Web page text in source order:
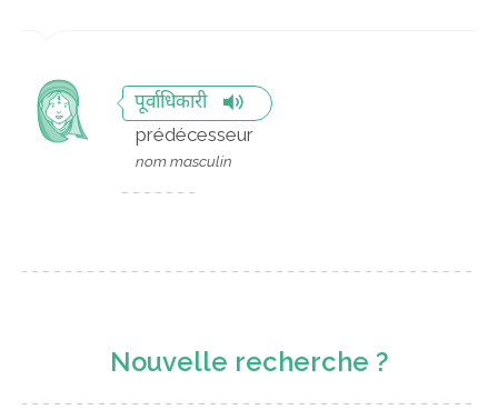
पूर्वाधिकारी
prédécesseur
nom masculin
Nouvelle recherche ?